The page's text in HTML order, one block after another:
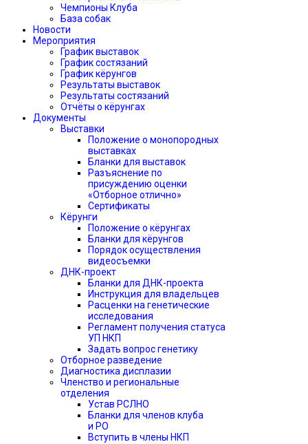
Чемпионы Клуба
База собак
Новости
Мероприятия
График выставок
График состязаний
График кёрунгов
Результаты выставок
Результаты состязаний
Отчёты о кёрунгах
Документы
Выставки
Положение о монопородных
выставках
Бланки для выставок
Разъяснение по
присуждению оценки
«Отборное отлично»
Сертификаты
Кёрунги
Положение о кёрунгах
Бланки для кёрунгов
Порядок осуществления
видеосъемки
ДНК-проект
Бланки для ДНК-проекта
Инструкция для владельцев
Расценки на генетические
исследования
Регламент получения статуса
УП НКП
Задать вопрос генетику
Отборное разведение
Диагностика дисплазии
Членство и региональные
отделения
Устав РСЛНО
Бланки для членов клуба
и РО
Вступить в члены НКП